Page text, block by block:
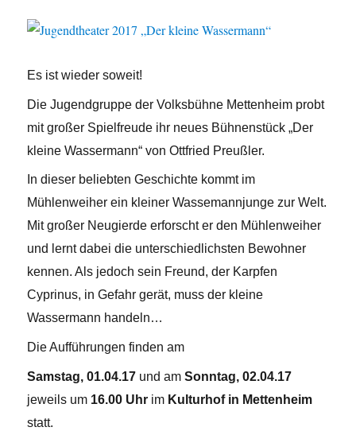
Es ist wieder soweit!
Die Jugendgruppe der Volksbühne Mettenheim probt
mit großer Spielfreude ihr neues Bühnenstück „Der
kleine Wassermann“ von Ottfried Preußler.
In dieser beliebten Geschichte kommt im
Mühlenweiher ein kleiner Wassemannjunge zur Welt.
Mit großer Neugierde erforscht er den Mühlenweiher
und lernt dabei die unterschiedlichsten Bewohner
kennen. Als jedoch sein Freund, der Karpfen
Cyprinus, in Gefahr gerät, muss der kleine
Wassermann handeln…
Die Aufführungen finden am
Samstag, 01.04.17 und amSonntag, 02.04.17
jeweils um 16.00 Uhr im Kulturhof in Mettenheim
statt.